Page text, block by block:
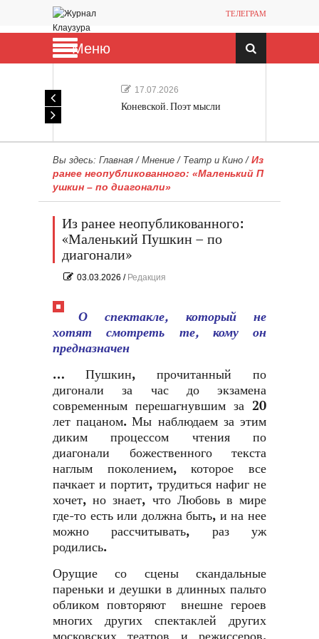
ТЕЛЕГРАМ
Меню
17.07.2026
Коневской. Поэт мысли
Вы здесь: Главная / Мнение / Театр и Кино / Из
ранее неопубликованного: «Маленький П
ушкин – по диагонали»
Из ранее неопубликованного:
«Маленький Пушкин – по
диагонали»
03.03.2026 / Редакция
О спектакле, который не
хотят смотреть те, кому он
предназначен
… Пушкин, прочитанный по
дигонали за час до экзамена
современным перешагнувшим за 20
лет пацаном. Мы наблюдаем за этим
диким процессом чтения по
диагонали божественного текста
наглым поколением, которое все
пачкает и портит, трудиться нафиг не
хочет, но знает, что Любовь в мире
где-то есть или должна быть, и на нее
можно рассчитывать, раз уж
родились.
Орущие со сцены скандальные
пареньки и деушки в длинных пальто
обликом повторяют внешне героев
многих других спектаклей других